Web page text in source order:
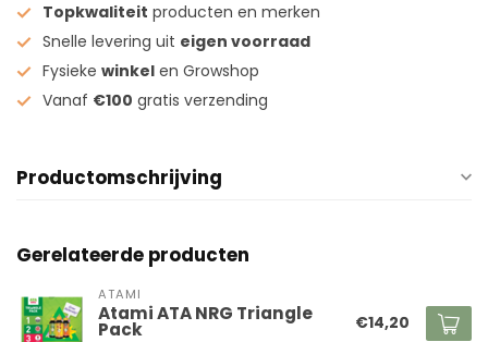
Topkwaliteit producten en merken
Snelle levering uit eigen voorraad
Fysieke winkel en Growshop
Vanaf €100 gratis verzending
Productomschrijving
Gerelateerde producten
ATAMI
Atami ATA NRG Triangle
Pack €14,20